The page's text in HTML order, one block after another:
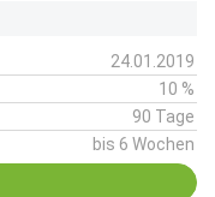
24.01.2019
10 %
90 Tage
bis 6 Wochen